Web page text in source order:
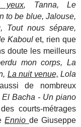
yeux, Tanna, Le
to be blue, Jalouse,
Tout nous sépare,
Kaboulet, rien que
doute les meilleurs
mon corps, La
La nuit venue, Lola
de nombreux
Bacha - Un piano
courts-métrages
Ennio de Giuseppe